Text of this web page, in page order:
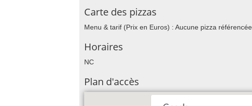
Carte des pizzas
Menu & tarif (Prix en Euros) : Aucune pizza référencée.
Horaires
NC
Plan d'accès